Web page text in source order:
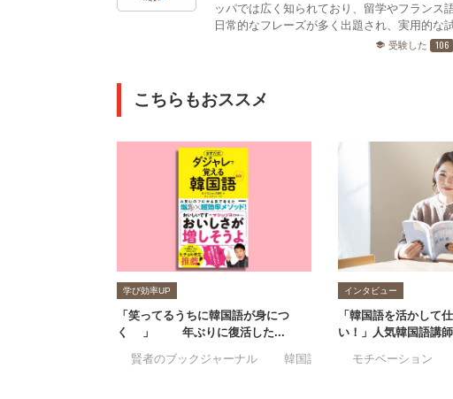
ッパでは広く知られており、留学やフランス
日常的なフレーズが多く出題され、実用的な
school 受験した 106
こちらもおススメ
学び効率UP
「笑ってるうちに韓国語が身につ
く⁉」15年ぶりに復活した...
#賢者のブックジャーナル
#韓国語
インタビュー
「韓国語を活かして
い！」人気韓国語講
#モチベーション